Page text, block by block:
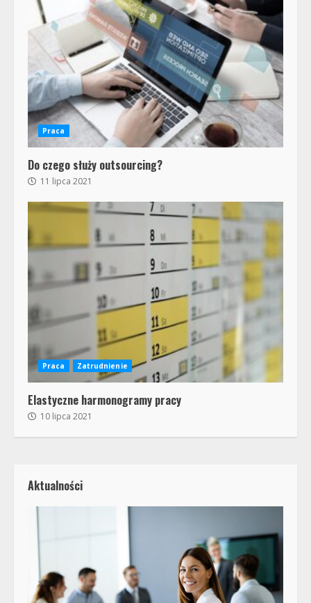
Praca
Do czego służy outsourcing?
11 lipca 2021
Praca Zatrudnienie
Elastyczne harmonogramy pracy
10 lipca 2021
Aktualności